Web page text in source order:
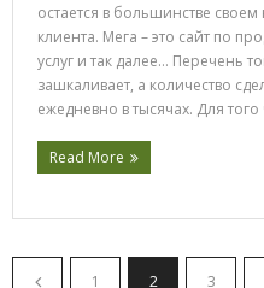
остается в большинстве
клиента. Мега – это сайт по
услуг и так далее… Перечень
зашкаливает, а количество
ежедневно в тысячах. Для
Read More
1 2 3